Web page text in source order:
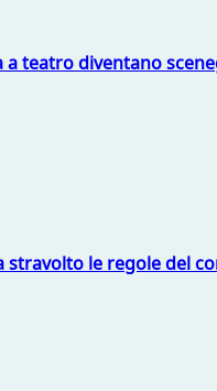
a teatro diventano
stravolto le regole del